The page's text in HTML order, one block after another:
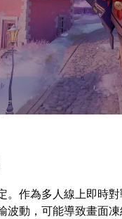
。作為多人線上即時
波動，可能導致畫面